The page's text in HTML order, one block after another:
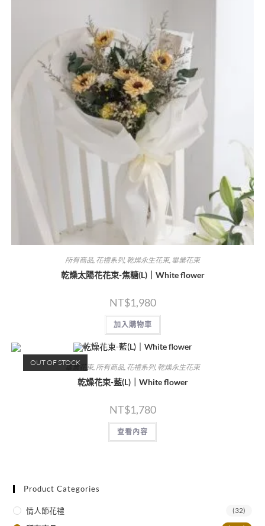
所有商品, 花禮系列, 乾燥永生花束, 畢業花束
乾燥太陽花花束-焦糖(L)｜White flower
NT$1,980
加入購物車
OUT OF STOCK
畢業花束,所有商品, 花禮系列, 乾燥永生花束
乾燥花束-藍(L)｜White flower
NT$1,780
查看內容
Product Categories
情人節花禮 (32)